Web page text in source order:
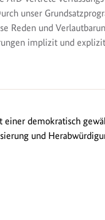
unser
Reden und
implizit und
einer demokratisch
und